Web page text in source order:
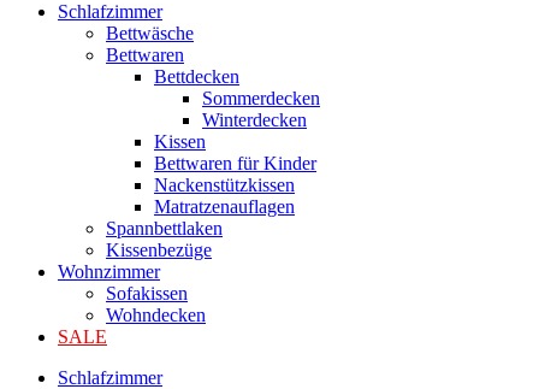
Schlafzimmer
Bettwäsche
Bettwaren
Bettdecken
Sommerdecken
Winterdecken
Kissen
Bettwaren für Kinder
Nackenstützkissen
Matratzenauflagen
Spannbettlaken
Kissenbezüge
Wohnzimmer
Sofakissen
Wohndecken
SALE
Schlafzimmer